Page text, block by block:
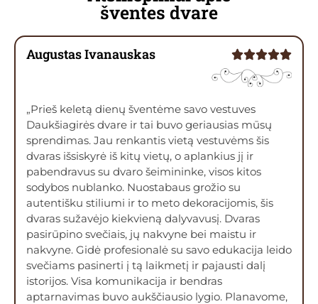
šventes dvare
Augustas Ivanauskas
„Prieš keletą dienų šventėme savo vestuves
Daukšiagirės dvare ir tai buvo geriausias mūsų
sprendimas. Jau renkantis vietą vestuvėms šis
dvaras išsiskyrė iš kitų vietų, o aplankius jį ir
pabendravus su dvaro šeimininke, visos kitos
sodybos nublanko. Nuostabaus grožio su
autentišku stiliumi ir to meto dekoracijomis, šis
dvaras sužavėjo kiekvieną dalyvavusį. Dvaras
pasirūpino svečiais, jų nakvyne bei maistu ir
nakvyne. Gidė profesionalė su savo edukacija leido
svečiams pasinerti į tą laikmetį ir pajausti dalį
istorijos. Visa komunikacija ir bendras
aptarnavimas buvo aukščiausio lygio. Planavome,